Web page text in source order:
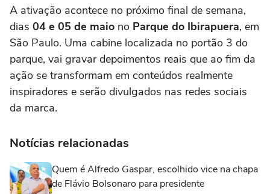
A ativação acontece no próximo final de semana,
dias 04 e 05 de maio no Parque do Ibirapuera, em
São Paulo. Uma cabine localizada no portão 3 do
parque, vai gravar depoimentos reais que ao fim da
ação se transformam em conteúdos realmente
inspiradores e serão divulgados nas redes sociais
da marca.
Notícias relacionadas
Quem é Alfredo Gaspar, escolhido vice na chapa
de Flávio Bolsonaro para presidente